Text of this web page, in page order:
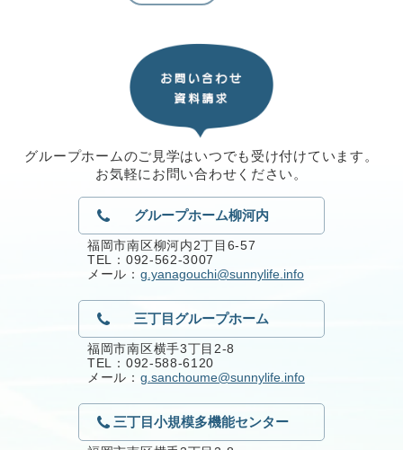
グループホームのご見学はいつでも受け付けています。
お気軽にお問い合わせください。
グループホーム柳河内
福岡市南区柳河内2丁目6-57
TEL：092-562-3007
メール： g.yanagouchi@sunnylife.info
三丁目グループホーム
福岡市南区横手3丁目2-8
TEL：092-588-6120
メール： g.sanchoume@sunnylife.info
三丁目小規模多機能センター